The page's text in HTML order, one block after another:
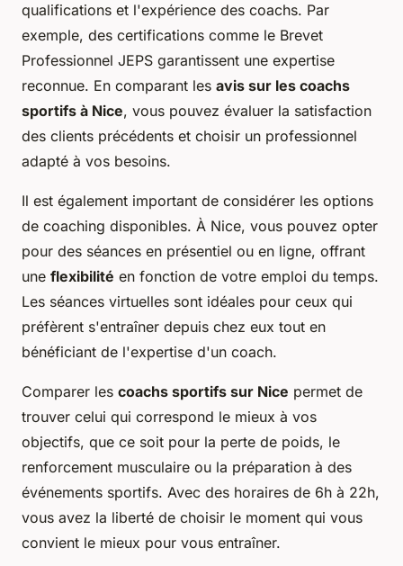
qualifications et l'expérience des coachs. Par
exemple, des certifications comme le Brevet
Professionnel JEPS garantissent une expertise
reconnue. En comparant les avis sur les coachs
sportifs à Nice, vous pouvez évaluer la satisfaction
des clients précédents et choisir un professionnel
adapté à vos besoins.
Il est également important de considérer les options
de coaching disponibles. À Nice, vous pouvez opter
pour des séances en présentiel ou en ligne, offrant
une flexibilité en fonction de votre emploi du temps.
Les séances virtuelles sont idéales pour ceux qui
préfèrent s'entraîner depuis chez eux tout en
bénéficiant de l'expertise d'un coach.
Comparer les coachs sportifs sur Nice permet de
trouver celui qui correspond le mieux à vos
objectifs, que ce soit pour la perte de poids, le
renforcement musculaire ou la préparation à des
événements sportifs. Avec des horaires de 6h à 22h,
vous avez la liberté de choisir le moment qui vous
convient le mieux pour vous entraîner.